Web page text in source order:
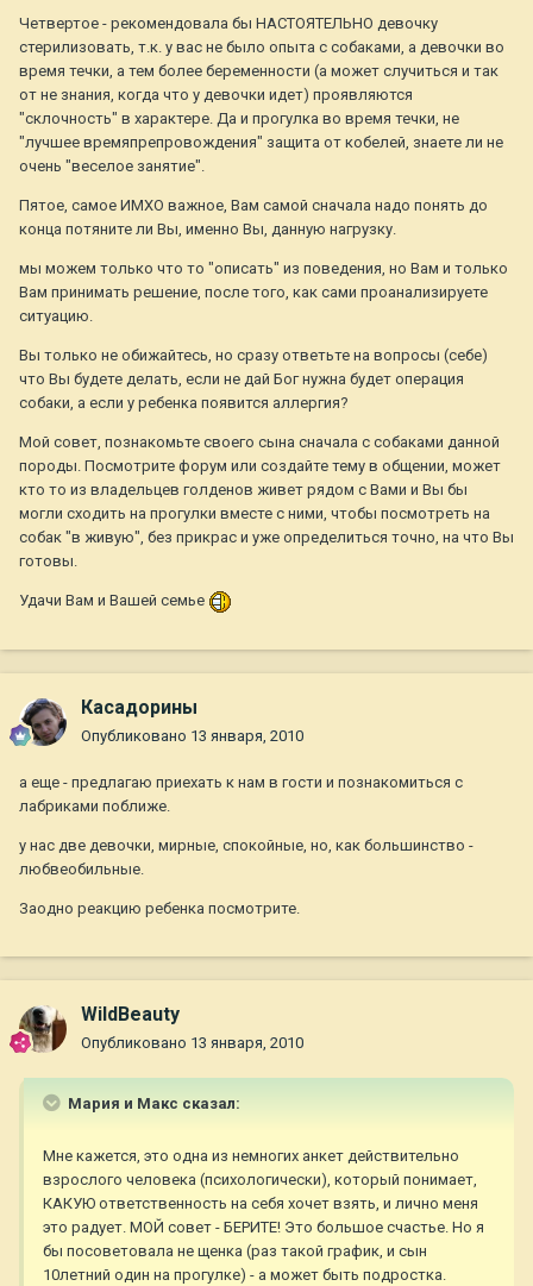
Четвертое - рекомендовала бы НАСТОЯТЕЛЬНО девочку
стерилизовать, т.к. у вас не было опыта с собаками, а девочки во
время течки, а тем более беременности (а может случиться и так
от не знания, когда что у девочки идет) проявляются
"склочность" в характере. Да и прогулка во время течки, не
"лучшее времяпрепровождения" защита от кобелей, знаете ли не
очень "веселое занятие".
Пятое, самое ИМХО важное, Вам самой сначала надо понять до
конца потяните ли Вы, именно Вы, данную нагрузку.
мы можем только что то "описать" из поведения, но Вам и только
Вам принимать решение, после того, как сами проанализируете
ситуацию.
Вы только не обижайтесь, но сразу ответьте на вопросы (себе)
что Вы будете делать, если не дай Бог нужна будет операция
собаки, а если у ребенка появится аллергия?
Мой совет, познакомьте своего сына сначала с собаками данной
породы. Посмотрите форум или создайте тему в общении, может
кто то из владельцев голденов живет рядом с Вами и Вы бы
могли сходить на прогулки вместе с ними, чтобы посмотреть на
собак "в живую", без прикрас и уже определиться точно, на что Вы
готовы.
Удачи Вам и Вашей семье
Касадорины
Опубликовано 13 января, 2010
а еще - предлагаю приехать к нам в гости и познакомиться с
лабриками поближе.
у нас две девочки, мирные, спокойные, но, как большинство -
любвеобильные.
Заодно реакцию ребенка посмотрите.
WildBeauty
Опубликовано 13 января, 2010
Мария и Макс сказал:
Мне кажется, это одна из немногих анкет действительно
взрослого человека (психологически), который понимает,
КАКУЮ ответственность на себя хочет взять, и лично меня
это радует. МОЙ совет - БЕРИТЕ! Это большое счастье. Но я
бы посоветовала не щенка (раз такой график, и сын
10летний один на прогулке) - а может быть подростка.